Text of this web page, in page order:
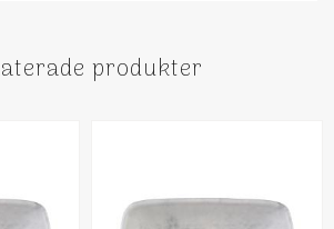
produkter